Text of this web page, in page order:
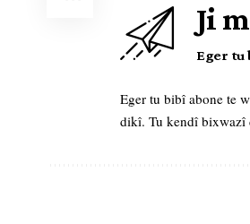
Ji
Eger tu
Eger tu bibî abone te
dikî. Tu kendî bixwazî